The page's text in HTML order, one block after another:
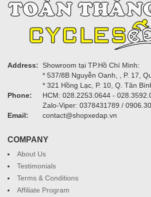
Address:
Showroom tại TP.Hồ Chí Minh:
* 537/8B Nguyễn Oanh, , P. 17,
* 321 Hồng Lạc, P. 10, Q. Tân
Phone:
HCM: 028.2253.0644 -
Zalo-Viper: 0378431789 /
Email:
contact@shopxedap.vn
COMPANY
About Us
Testimonials
Terms & Conditions
Affiliate Program